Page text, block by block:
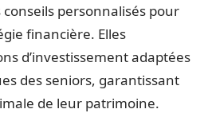
personnalisés pour
financière. Elles
d’investissement adaptées
des seniors, garantissant
de leur patrimoine.